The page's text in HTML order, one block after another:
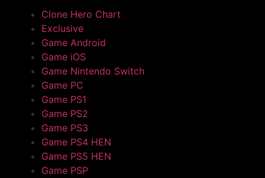
Clone Hero Chart
Exclusive
Game Android
Game iOS
Game Nintendo Switch
Game PC
Game PS1
Game PS2
Game PS3
Game PS4 HEN
Game PS5 HEN
Game PSP